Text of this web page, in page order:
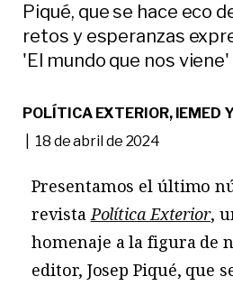
Piqué, que se hace eco
retos y esperanzas
'El mundo que nos viene'
POLÍTICA EXTERIOR, IEMED
| 18 de abril de 2024
Presentamos el último
revistaPolítica Exterior,
homenaje a la figura de
editor, Josep Piqué, que